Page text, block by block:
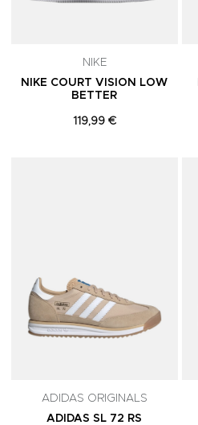
NIKE
NIKE COURT VISION LOW
BETTER
119,99 €
ADIDAS ORIGINALS
ADIDAS SL 72 RS